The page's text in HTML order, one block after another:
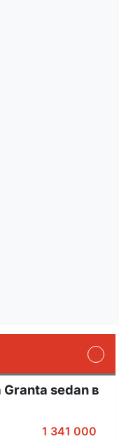
sedan в
1 341 000